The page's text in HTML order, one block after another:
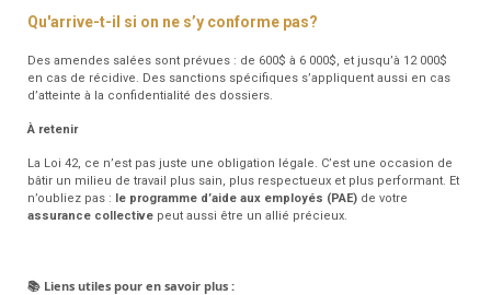
Qu'arrive-t-il si on ne s’y conforme pas?
Des amendes salées sont prévues : de 600$ à 6 000$, et jusqu’à 12 000$
en cas de récidive. Des sanctions spécifiques s’appliquent aussi en cas
d’atteinte à la confidentialité des dossiers.
À retenir
La Loi 42, ce n’est pas juste une obligation légale. C’est une occasion de
bâtir un milieu de travail plus sain, plus respectueux et plus performant. Et
n’oubliez pas : le programme d’aide aux employés (PAE) de votre
assurance collective peut aussi être un allié précieux.
📚 Liens utiles pour en savoir plus :